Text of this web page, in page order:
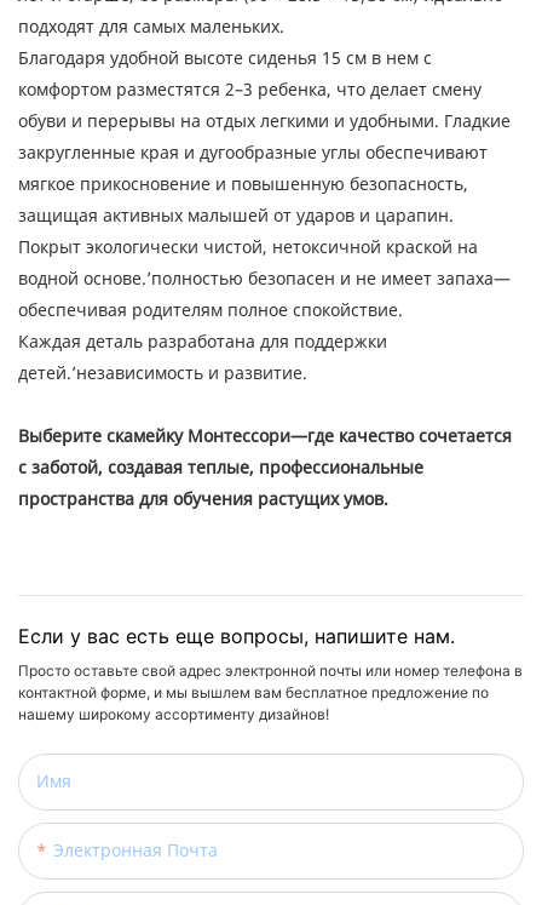
подходят для самых маленьких.
Благодаря удобной высоте сиденья 15 см в нем с
комфортом разместятся 2–3 ребенка, что делает смену
обуви и перерывы на отдых легкими и удобными. Гладкие
закругленные края и дугообразные углы обеспечивают
мягкое прикосновение и повышенную безопасность,
защищая активных малышей от ударов и царапин.
Покрыт экологически чистой, нетоксичной краской на
водной основе.’полностью безопасен и не имеет запаха—
обеспечивая родителям полное спокойствие.
Каждая деталь разработана для поддержки
детей.’независимость и развитие.
Выберите скамейку Монтессори—где качество сочетается
с заботой, создавая теплые, профессиональные
пространства для обучения растущих умов.
Если у вас есть еще вопросы, напишите нам.
Просто оставьте свой адрес электронной почты или номер телефона в
контактной форме, и мы вышлем вам бесплатное предложение по
нашему широкому ассортименту дизайнов!
Имя
Электронная Почта